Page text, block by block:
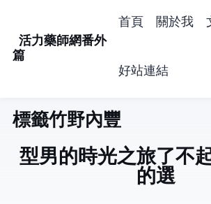
活力藥師網番外
篇
首頁 關於我
好站連結
標籤: 竹野內豐 (1)
型男的時光之旅(了不起
的選Taxi)